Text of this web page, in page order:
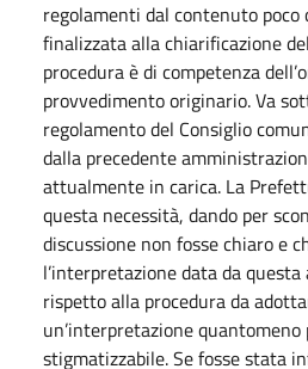
regolamenti dal contenuto poco
finalizzata alla chiarificazione
procedura è di competenza
provvedimento originario. Va
regolamento del Consiglio
dalla precedente
attualmente in carica. La
questa necessità, dando per
discussione non fosse chiaro e
l’interpretazione data da
rispetto alla procedura da
un’interpretazione quantomeno
stigmatizzabile. Se fosse stata